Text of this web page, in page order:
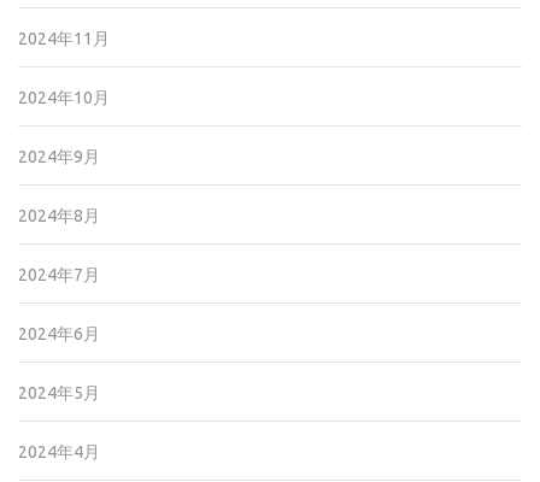
2024年11月
2024年10月
2024年9月
2024年8月
2024年7月
2024年6月
2024年5月
2024年4月